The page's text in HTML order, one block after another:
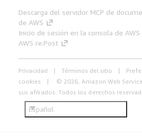
Descarga del servidor MCP de
de AWS
Inicio de sesión en la consola de AWS
AWS re:Post
Privacidad Términos del sitio
cookies
© 2026, Amazon Web
sus afiliados. Todos los derechos
Español